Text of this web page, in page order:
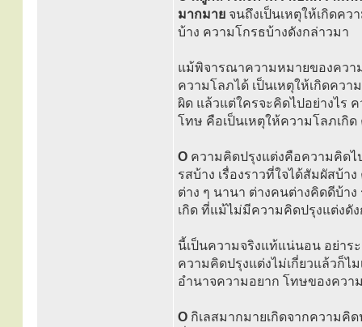
มากมาย จนถึงเป็นเหตุให้เกิดค
บ้าง ความโกรธบ้างดังกล่าวมา
แม้พิจารณาความหมายของความ
ความโลภได้ เป็นเหตุให้เกิดคว
ผิด แล้วแต่ใครจะคิดไปอย่างไ
โทษ คือเป็นเหตุให้ความโลภเกิด
O ความคิดปรุงแต่งคือความคิดไ
รสบ้าง เรื่องราวที่ใจได้สัมผัสบ้า
ต่าง ๆ นานา ต่างคนต่างคิดดีบ้า
เกิด ที่แม้ไม่มีความคิดปรุงแต่งดัง
นี้เป็นความจริงแท้แน่นอน อย่าระ
ความคิดปรุงแต่งไม่เกี่ยวแล้วก็ไ
อำนาจความอยาก โทษของคว
O กิเลสมากมายเกิดจากความคิ